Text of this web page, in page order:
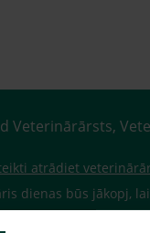
Veterinārārsts,
atrādiet
dienas būs jākopj,
pa mazai piciņai